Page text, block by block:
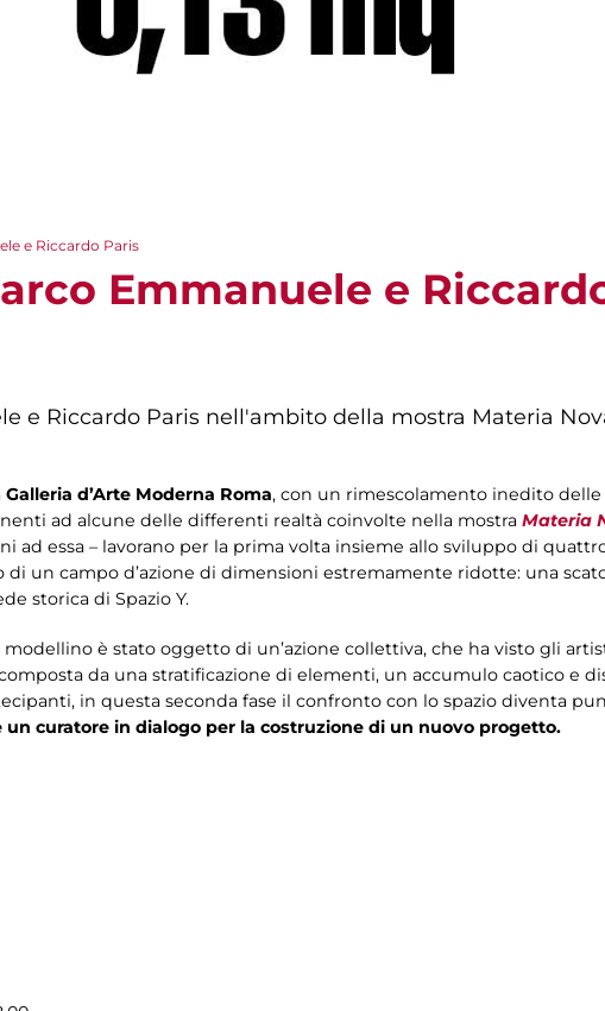
e Riccardo Paris
Emmanuele e
e Riccardo Paris nell'ambito della mostra Materia
Galleria d’Arte Moderna Roma, con un rimescolamento inedito
ad alcune delle differenti realtà coinvolte nella mostra Materia
ad essa – lavorano per la prima volta insieme allo sviluppo di
un campo d’azione di dimensioni estremamente ridotte: una
storica di Spazio Y.
è stato oggetto di un’azione collettiva, che ha visto gli
da una stratificazione di elementi, un accumulo caotico e
in questa seconda fase il confronto con lo spazio diventa
curatore in dialogo per la costruzione di un nuovo progetto.